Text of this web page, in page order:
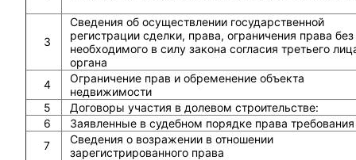
3
Сведения об осуществлении государственной
регистрации сделки, права, ограничения права без
необходимого в силу закона согласия третьего
органа
4
Ограничение прав и обременение объекта
недвижимости
5
Договоры участия в долевом строительстве:
6
Заявленные в судебном порядке права требования
7
Сведения о возражении в отношении
зарегистрированного права